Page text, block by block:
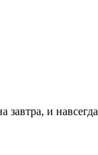
завтра, и навсегда